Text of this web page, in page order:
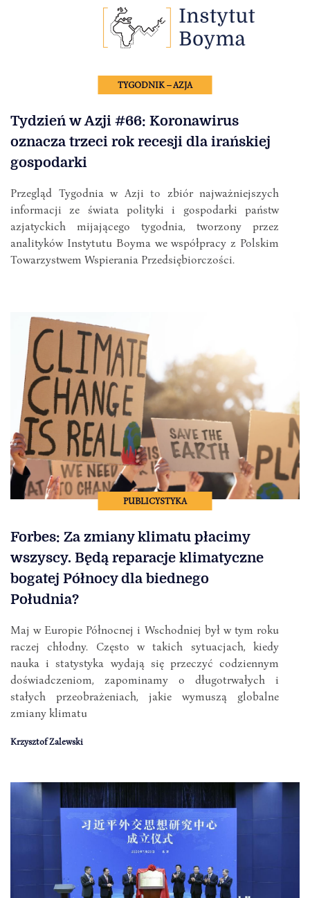
TYGODNIK – AZJA
Tydzień w Azji #66: Koronawirus
oznacza trzeci rok recesji dla irańskiej
gospodarki
Przegląd Tygodnia w Azji to zbiór najważniejszych
informacji ze świata polityki i gospodarki państw
azjatyckich mijającego tygodnia, tworzony przez
analityków Instytutu Boyma we współpracy z Polskim
Towarzystwem Wspierania Przedsiębiorczości.
PUBLICYSTYKA
Forbes: Za zmiany klimatu płacimy
wszyscy. Będą reparacje klimatyczne
bogatej Północy dla biednego
Południa?
Maj w Europie Północnej i Wschodniej był w tym roku
raczej chłodny. Często w takich sytuacjach, kiedy
nauka i statystyka wydają się przeczyć codziennym
doświadczeniom, zapominamy o długotrwałych i
stałych przeobrażeniach, jakie wymuszą globalne
zmiany klimatu
Krzysztof Zalewski